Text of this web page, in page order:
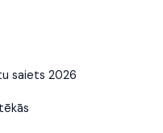
saiets 2026